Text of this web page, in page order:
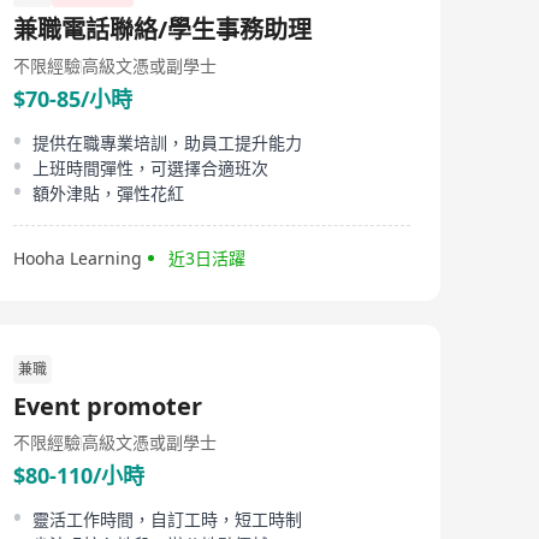
a leading institution dedicated to providing medical
aesthetic services. Under the guidance of its top-tier
team of doctors, the center utilizes cutting-edge
technology to offer customized medical aesthetics
tightening, lifting, refinement, regeneration, hydration,
whitening, pigmentation management, and body care.
Furthermore, as a healthcare provider operating within
the medical field, Cos Max Medical Centre Limited is
committed to offering unparalleled service experiences
to its clients. In terms of product certification, COSMAX
holds the most certifications in the cosmetics ODM
production certification from EVE, all demonstrating its
commitment to quality and safety standards in
products.
兼職電話聯絡/學生事務助理
不限經驗高級文憑或副學士
$70-85/小時
提供在職專業培訓，助員工提升能力
上班時間彈性，可選擇合適班次
額外津貼，彈性花紅
Hooha Learning 近3日活躍
兼職
Event promoter
不限經驗高級文憑或副學士
$80-110/小時
靈活工作時間，自訂工時，短工時制